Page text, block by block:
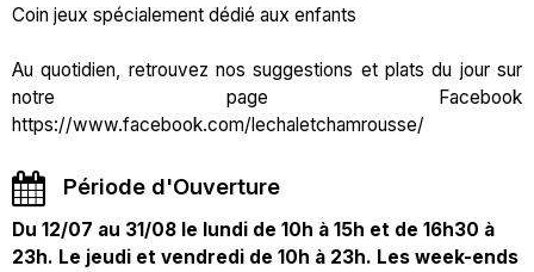
Coin jeux spécialement dédié aux enfants
Au quotidien, retrouvez nos suggestions et plats du jour sur
notre page Facebook
https://www.facebook.com/lechaletchamrousse/
Période d'Ouverture
Du 12/07 au 31/08 le lundi de 10h à 15h et de 16h30 à
23h. Le jeudi et vendredi de 10h à 23h. Les week-ends